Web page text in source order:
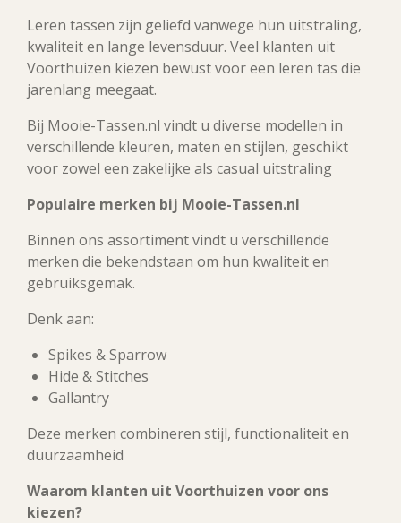
Leren tassen zijn geliefd vanwege hun uitstraling,
kwaliteit en lange levensduur. Veel klanten uit
Voorthuizen kiezen bewust voor een leren tas die
jarenlang meegaat.
Bij Mooie-Tassen.nl vindt u diverse modellen in
verschillende kleuren, maten en stijlen, geschikt
voor zowel een zakelijke als casual uitstraling
Populaire merken bij Mooie-Tassen.nl
Binnen ons assortiment vindt u verschillende
merken die bekendstaan om hun kwaliteit en
gebruiksgemak.
Denk aan:
Spikes & Sparrow
Hide & Stitches
Gallantry
Deze merken combineren stijl, functionaliteit en
duurzaamheid
Waarom klanten uit Voorthuizen voor ons
kiezen?